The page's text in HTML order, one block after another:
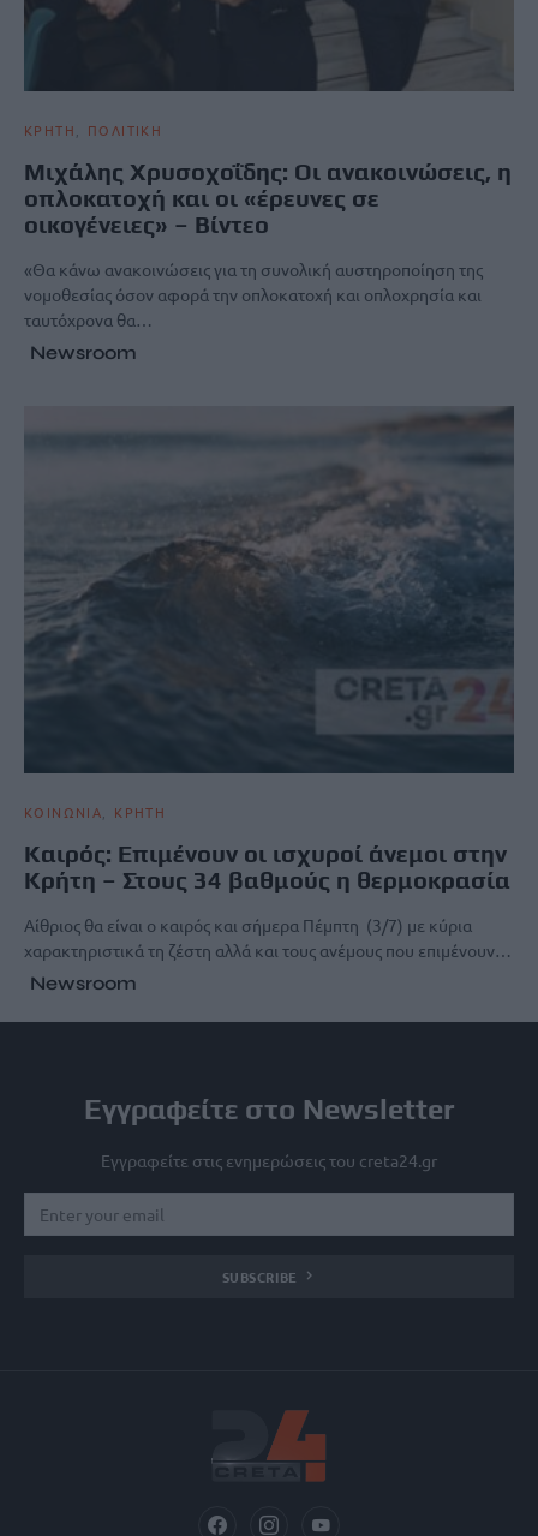
ΚΡΗΤΗ ΠΟΛΙΤΙΚΗ
Μιχάλης Χρυσοχοΐδης: Οι ανακοινώσεις, η
οπλοκατοχή και οι «έρευνες σε
οικογένειες» – Βίντεο
«Θα κάνω ανακοινώσεις για τη συνολική αυστηροποίηση της
νομοθεσίας όσον αφορά την οπλοκατοχή και οπλοχρησία και
ταυτόχρονα θα…
Newsroom
ΚΟΙΝΩΝΙΑ ΚΡΗΤΗ
Καιρός: Επιμένουν οι ισχυροί άνεμοι στην
Κρήτη – Στους 34 βαθμούς η θερμοκρασία
Αίθριος θα είναι ο καιρός και σήμερα Πέμπτη (3/7) με κύρια
χαρακτηριστικά τη ζέστη αλλά και τους ανέμους που επιμένουν…
Newsroom
Εγγραφείτε στο Newsletter
Εγγραφείτε στις ενημερώσεις του creta24.gr
SUBSCRIBE